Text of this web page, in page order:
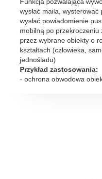
wysłać maila, wysterować
wysłać powiadomienie
mobilną po przekroczeniu
przez wybrane obiekty o
kształtach (człowieka,
jednośladu)
Przykład zastosowania:
- ochrona obwodowa